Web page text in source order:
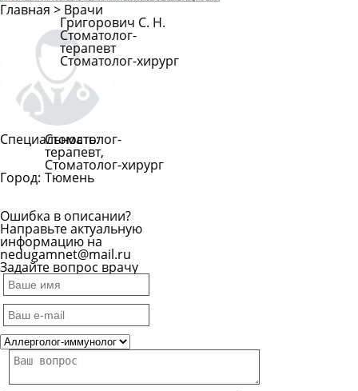
Главная > Врачи
Григорович С. Н.
Стоматолог-
терапевт
Стоматолог-хирург
Специальность:
Стоматолог-
терапевт,
Стоматолог-хирург
Город: Тюмень
Ошибка в описании?
Направьте актуальную
информацию на
nedugamnet@mail.ru
Задайте вопрос врачу